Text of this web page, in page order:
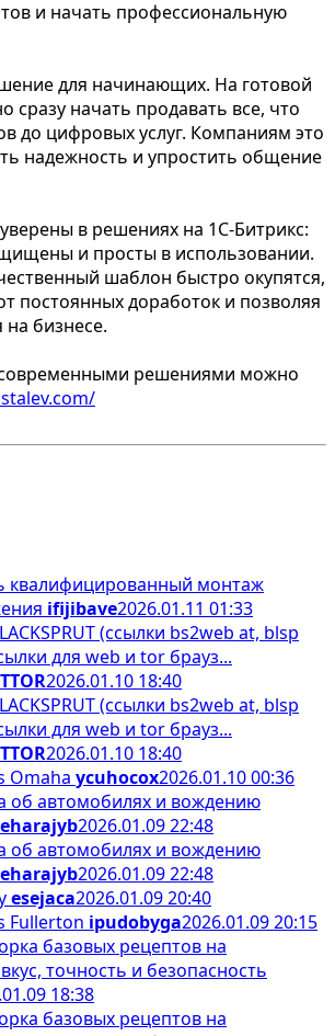
и начать профессиональную
для начинающих. На готовой
сразу начать продавать все, что
до цифровых услуг. Компаниям это
надежность и упростить общение
в решениях на 1С-Битрикс:
и просты в использовании.
шаблон быстро окупятся,
постоянных доработок и позволяя
на бизнесе.
решениями можно
квалифицированный монтаж
ifijibave2026.01.11 01:33
(ссылки bs2web at, blsp
для web и tor брауз...
2026.01.10 18:40
(ссылки bs2web at, blsp
для web и tor брауз...
2026.01.10 18:40
Omaha ycuhocox2026.01.10 00:36
об автомобилях и вождению
eharajyb2026.01.09 22:48
об автомобилях и вождению
eharajyb2026.01.09 22:48
esejaca2026.01.09 20:40
Fullerton ipudobyga2026.01.09 20:15
базовых рецептов на
точность и безопасность
18:38
базовых рецептов на